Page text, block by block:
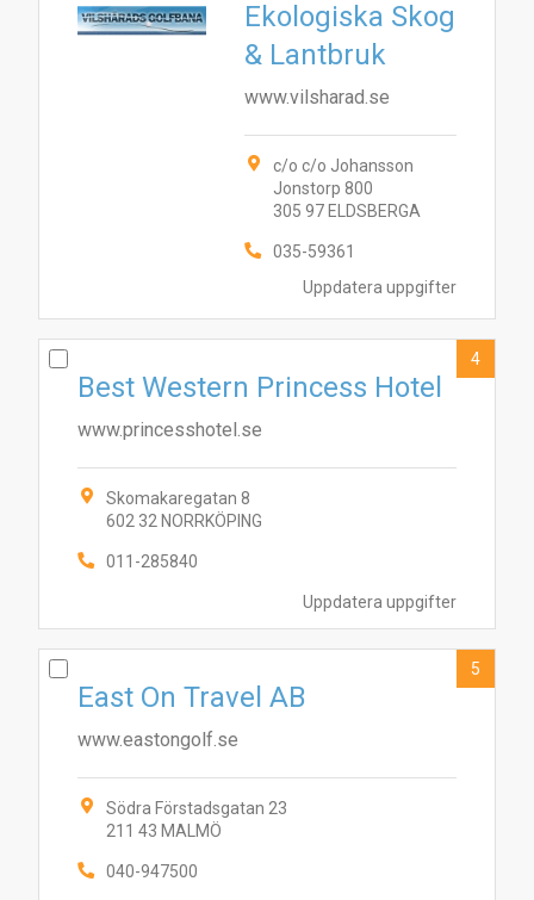
Uppdatera uppgifter
Ekologiska Skog
& Lantbruk
www.vilsharad.se
c/o c/o Johansson
Jonstorp 800
305 97 ELDSBERGA
035-59361
Uppdatera uppgifter
Best Western Princess Hotel
www.princesshotel.se
Skomakaregatan 8
602 32 NORRKÖPING
011-285840
4
East On Travel AB
www.eastongolf.se
Södra Förstadsgatan 23
211 43 MALMÖ
040-947500
5